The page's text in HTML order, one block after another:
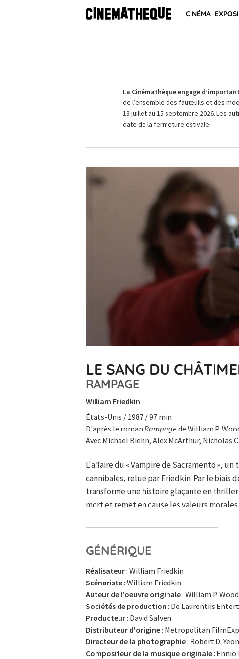
CINÉMA
La Cinémathèque engage
de l’ensemble des fauteuils et des
13 juillet au 15 septembre 2026. Les
date de la fermeture estivale.
LE SANG DU
RAMPAGE
William Friedkin
États-Unis / 1987 / 97 min
D'après le roman Rampage de William P.
Avec Michael Biehn, Alex McArthur, Nicholas
L'affaire du « Vampire de Sacramento »,
cannibales, relue par Friedkin. Par le biais
transforme une histoire glaçante en
mort et remet en cause les valeurs morales.
GÉNÉRIQUE
Réalisateur: William Friedkin
Scénariste: William Friedkin
Auteur de l'oeuvre originale: William P.
Sociétés de production : De Laurentiis
Producteur: David Salven
Distributeur d'origine: Metropolitan
Directeur de la photographie: Robert D.
Compositeur de la musique originale: Ennio